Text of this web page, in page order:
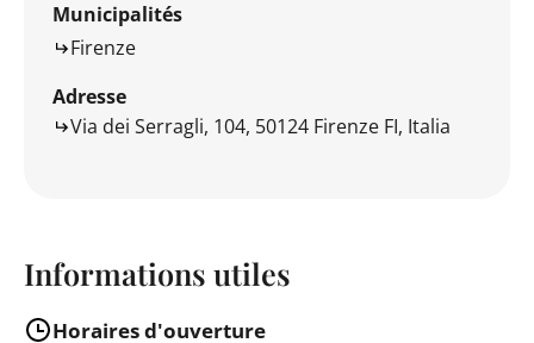
Municipalités
Firenze
Adresse
Via dei Serragli, 104, 50124 Firenze FI, Italia
Informations utiles
Horaires d'ouverture